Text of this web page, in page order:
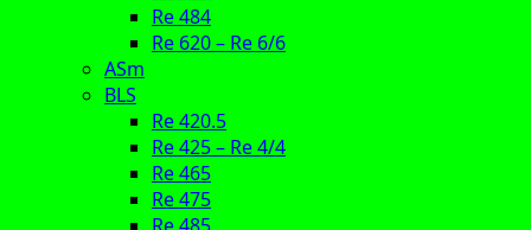
Re 484
Re 620 – Re 6/6
ASm
BLS
Re 420.5
Re 425 – Re 4/4
Re 465
Re 475